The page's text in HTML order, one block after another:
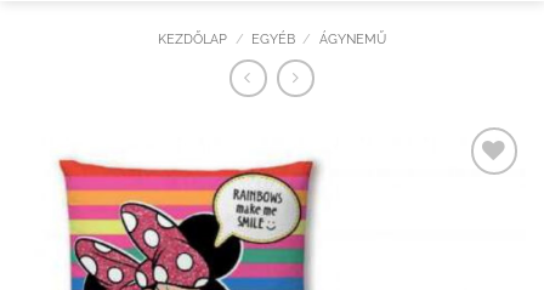
KEZDŐLAP / EGYÉB / ÁGYNEMŰ